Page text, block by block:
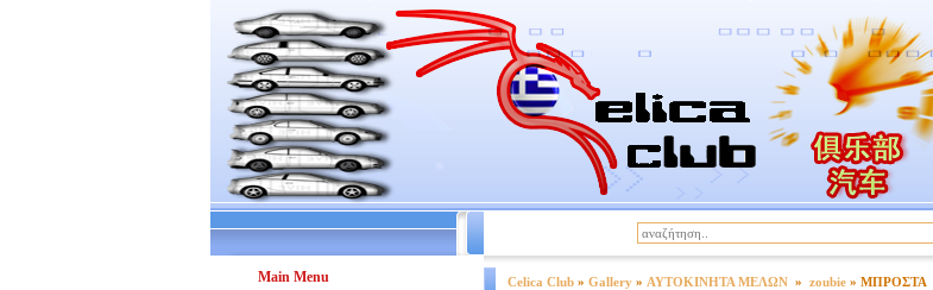
Main Menu Celica Club » Gallery » ΑΥΤΟΚΙΝΗΤΑ ΜΕΛΩΝ » zoubie » ΜΠΡΟΣΤΑ